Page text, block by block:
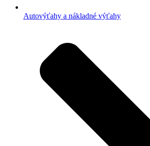
Autovýťahy a nákladné výťahy